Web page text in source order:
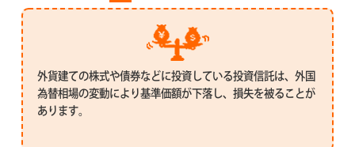
外貨建ての株式や債券などに投資している投資信託は、外国
為替相場の変動により基準価額が下落し、損失を被ることが
あります。